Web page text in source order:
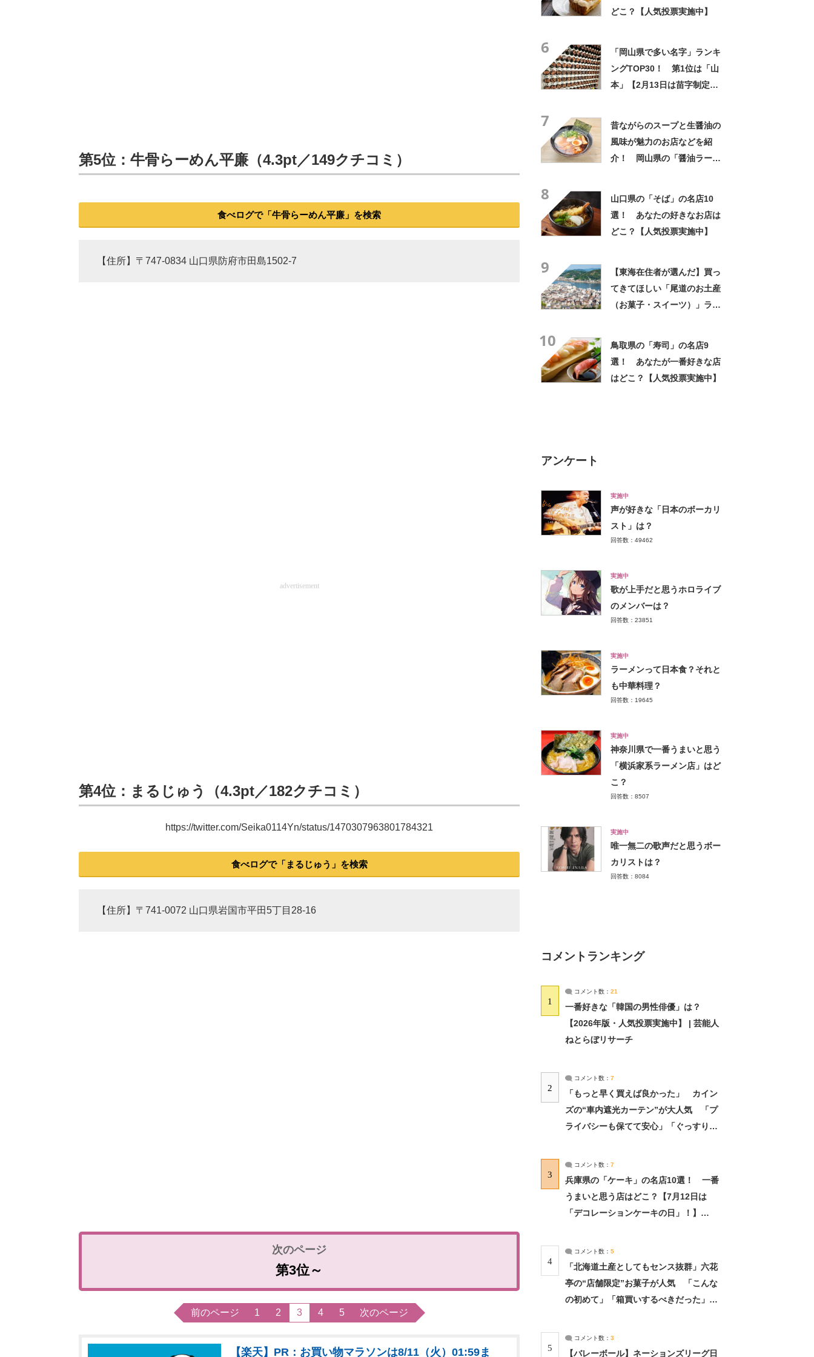
第5位：牛骨らーめん平廉（4.3pt／149クチコミ）
食べログで「牛骨らーめん平廉」を検索
【住所】〒747-0834 山口県防府市田島1502-7
advertisement
第4位：まるじゅう（4.3pt／182クチコミ）
https://twitter.com/Seika0114Yn/status/1470307963801784321
食べログで「まるじゅう」を検索
【住所】〒741-0072 山口県岩国市平田5丁目28-16
第3位～
前のページ 1 2 3 4 5 次のページ
【楽天】PR：お買い物マラソンは8/11（火）01:59ま
どこ？【人気投票実施中】
6
「岡山県で多い名字」ランキ
ングTOP30！ 第1位は「山
本」【2月13日は苗字制定記
7
昔ながらのスープと生醤油の
風味が魅力のお店などを紹
介！ 岡山県の「醤油ラーメ
8
山口県の「そば」の名店10
選！ あなたの好きなお店は
どこ？【人気投票実施中】
9
【東海在住者が選んだ】買っ
てきてほしい「尾道のお土産
（お菓子・スイーツ）」ラン
10
鳥取県の「寿司」の名店9
選！ あなたが一番好きな店
はどこ？【人気投票実施中】
アンケート
実施中
声が好きな「日本のボーカリ
スト」は？
回答数：49462
実施中
歌が上手だと思うホロライブ
のメンバーは？
回答数：23851
実施中
ラーメンって日本食？それと
も中華料理？
回答数：19645
実施中
神奈川県で一番うまいと思う
「横浜家系ラーメン店」はど
こ？
回答数：8507
実施中
唯一無二の歌声だと思うボー
カリストは？
回答数：8084
コメントランキング
1
コメント数： 21
一番好きな「韓国の男性俳優」は？
【2026年版・人気投票実施中】 | 芸能人
ねとらぼリサーチ
2
コメント数： 7
「もっと早く買えば良かった」 カイン
ズの“車内遮光カーテン”が大人気 「プ
ライバシーも保てて安心」「ぐっすり眠
3
コメント数： 7
兵庫県の「ケーキ」の名店10選！ 一番
うまいと思う店はどこ？【7月12日は
「デコレーションケーキの日」！】
4
コメント数： 5
「北海道土産としてもセンス抜群」六花
亭の“店舗限定”お菓子が人気 「こんな
の初めて」「箱買いするべきだった」
5
コメント数： 3
【バレーボール】ネーションズリーグ日